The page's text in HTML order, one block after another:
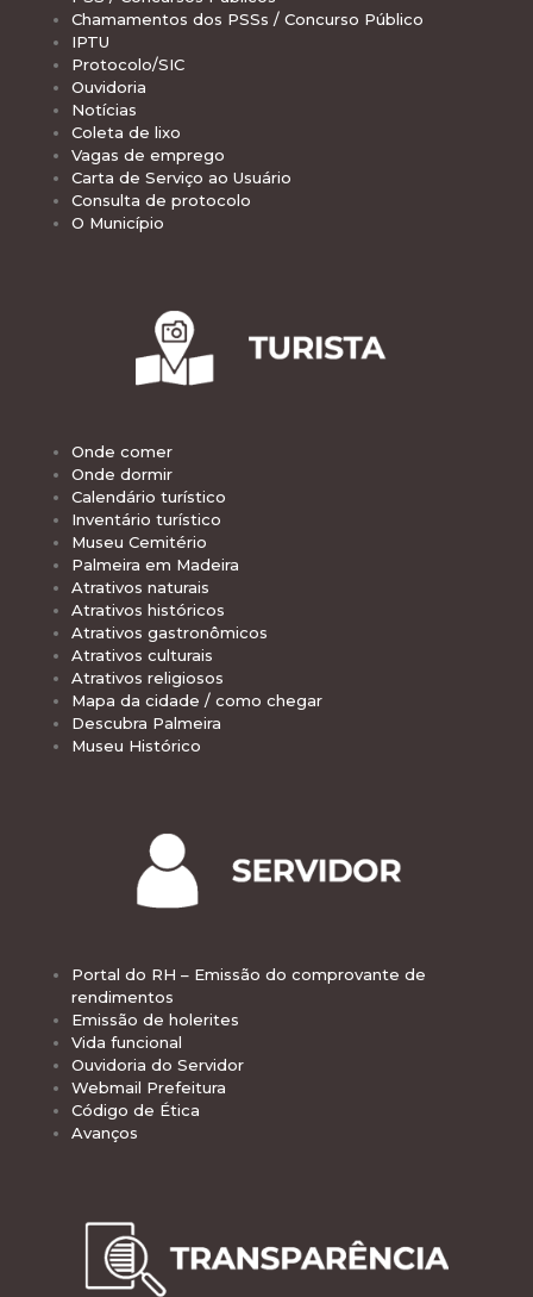
Chamamentos dos PSSs / Concurso Público
IPTU
Protocolo/SIC
Ouvidoria
Notícias
Coleta de lixo
Vagas de emprego
Carta de Serviço ao Usuário
Consulta de protocolo
O Município
Onde comer
Onde dormir
Calendário turístico
Inventário turístico
Museu Cemitério
Palmeira em Madeira
Atrativos naturais
Atrativos históricos
Atrativos gastronômicos
Atrativos culturais
Atrativos religiosos
Mapa da cidade / como chegar
Descubra Palmeira
Museu Histórico
Portal do RH – Emissão do comprovante de
rendimentos
Emissão de holerites
Vida funcional
Ouvidoria do Servidor
Webmail Prefeitura
Código de Ética
Avanços